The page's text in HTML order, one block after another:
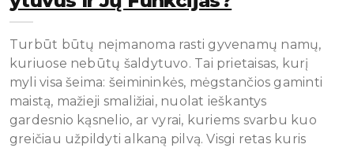
Turbūt būtų neįmanoma rasti gyvenamų namų,
kuriuose nebūtų šaldytuvo. Tai prietaisas, kurį
myli visa šeima: šeimininkės, mėgstančios gaminti
maistą, mažieji smaližiai, nuolat ieškantys
gardesnio kąsnelio, ar vyrai, kuriems svarbu kuo
greičiau užpildyti alkaną pilvą. Visgi retas kuris